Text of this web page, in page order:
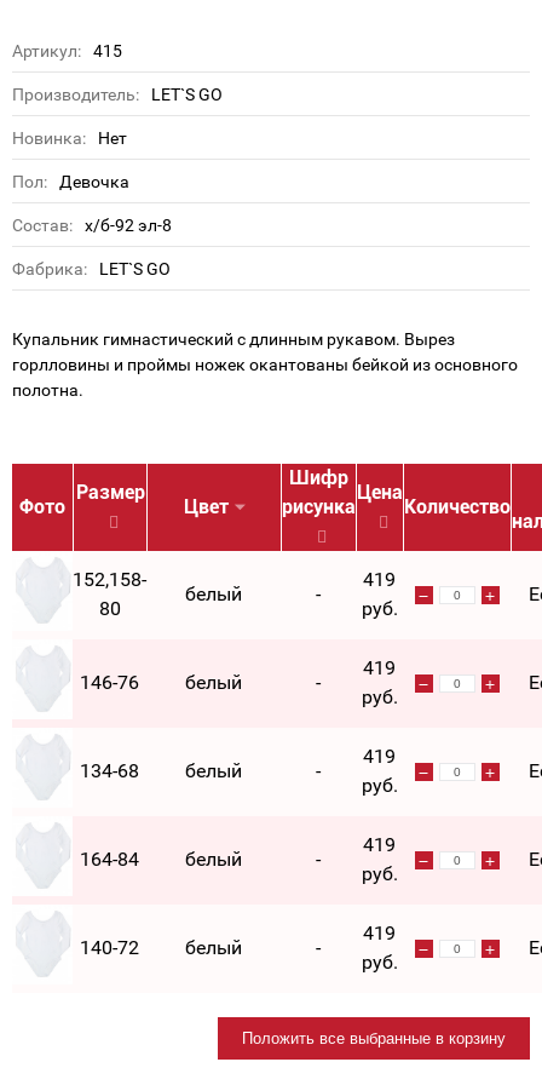
Артикул: 415
Производитель: LET`S GO
Новинка: Нет
Пол: Девочка
Состав: х/б-92 эл-8
Фабрика: LET`S GO
Купальник гимнастический с длинным рукавом. Вырез
горлловины и проймы ножек окантованы бейкой из основного
полотна.
Фото
Размер
Цвет
Шифр
рисунка
Цена
Количество
152,158-
80
белый -
419
руб.
146-76 белый -
419
руб.
134-68 белый -
419
руб.
164-84 белый -
419
руб.
140-72 белый -
419
руб.
Положить все выбранные в корзину